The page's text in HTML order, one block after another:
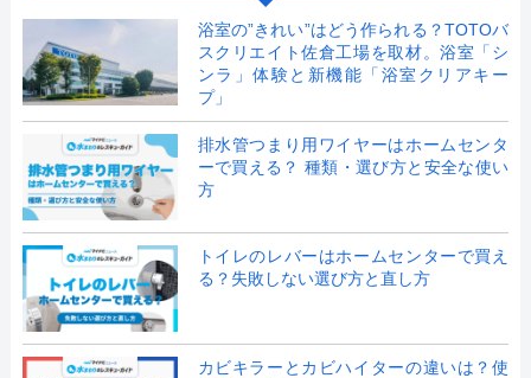
浴室の”きれい”はどう作られる？TOTOバ
スクリエイト佐倉工場を取材。浴室「シ
ンラ」体験と新機能「浴室クリアキー
プ」
排水管つまり用ワイヤーはホームセンタ
ーで買える？ 種類・選び方と安全な使い
方
トイレのレバーはホームセンターで買え
る？失敗しない選び方と直し方
カビキラーとカビハイターの違いは？使